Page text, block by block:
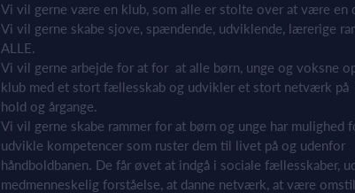
Vi vil gerne være en klub, som alle er stolte over at være en
Vi vil gerne skabe sjove, spændende, udviklende, lærerige
ALLE.
Vi vil gerne arbejde for at for at alle børn, unge og voksne
klub med et stort fællesskab og udvikler et stort netværk
hold og årgange.
Vi vil gerne skabe rammer for at børn og unge har mulighed
udvikle kompetencer som ruster dem til livet på og udenfor
håndboldbanen. De får øvet at indgå i sociale fællesskaber,
medmenneskelig forståelse, at danne netværk, at være